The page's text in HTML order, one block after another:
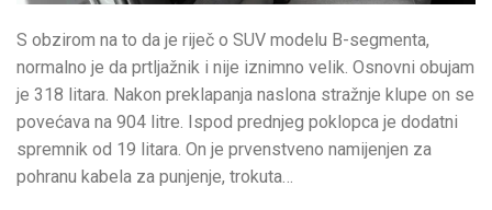
S obzirom na to da je riječ o SUV modelu B-segmenta,
normalno je da prtljažnik i nije iznimno velik. Osnovni obujam
je 318 litara. Nakon preklapanja naslona stražnje klupe on se
povećava na 904 litre. Ispod prednjeg poklopca je dodatni
spremnik od 19 litara. On je prvenstveno namijenjen za
pohranu kabela za punjenje, trokuta…